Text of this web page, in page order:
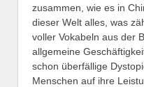
zusammen, wie es in
dieser Welt alles, was
voller Vokabeln aus der
allgemeine
schon überfällige
Menschen auf ihre